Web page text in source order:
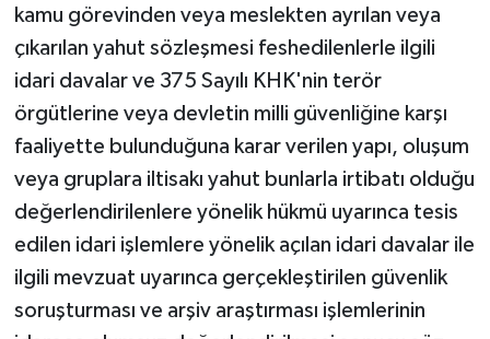
kamu görevinden veya meslekten ayrılan veya
çıkarılan yahut sözleşmesi feshedilenlerle ilgili
idari davalar ve 375 Sayılı KHK'nin terör
örgütlerine veya devletin milli güvenliğine karşı
faaliyette bulunduğuna karar verilen yapı, oluşum
veya gruplara iltisakı yahut bunlarla irtibatı olduğu
değerlendirilenlere yönelik hükmü uyarınca tesis
edilen idari işlemlere yönelik açılan idari davalar ile
ilgili mevzuat uyarınca gerçekleştirilen güvenlik
soruşturması ve arşiv araştırması işlemlerinin